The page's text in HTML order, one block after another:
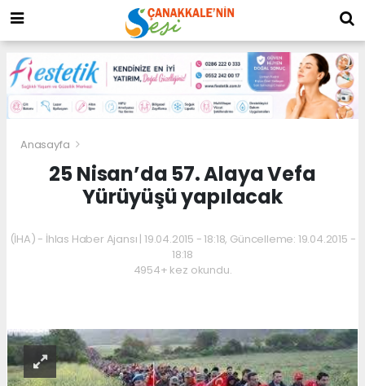
Anasayfa
25 Nisan’da 57. Alaya Vefa
Yürüyüşü yapılacak
(İHA) - İhlas Haber Ajansı | 19.04.2015 - 18:18, Güncelleme: 19.04.2015 -
18:18
4954+ kez okundu.